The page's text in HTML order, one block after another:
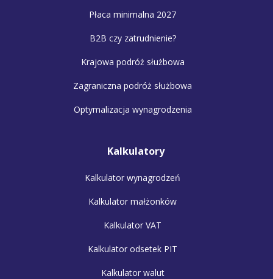
Płaca minimalna 2027
B2B czy zatrudnienie?
Krajowa podróż służbowa
Zagraniczna podróż służbowa
Optymalizacja wynagrodzenia
Kalkulatory
Kalkulator wynagrodzeń
Kalkulator małżonków
Kalkulator VAT
Kalkulator odsetek PIT
Kalkulator walut